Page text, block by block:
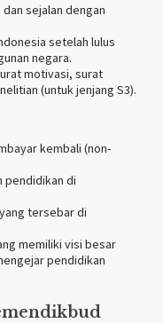
sejalan dengan
setelah lulus
negara.
motivasi, surat
(untuk jenjang S3).
kembali (non-
pendidikan di
tersebar di
memiliki visi besar
pendidikan